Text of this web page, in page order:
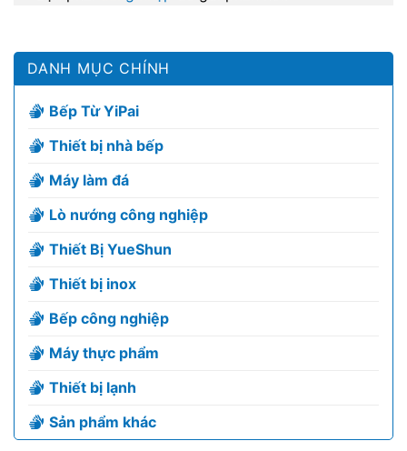
DANH MỤC CHÍNH
Bếp Từ YiPai
Thiết bị nhà bếp
Máy làm đá
Lò nướng công nghiệp
Thiết Bị YueShun
Thiết bị inox
Bếp công nghiệp
Máy thực phẩm
Thiết bị lạnh
Sản phẩm khác